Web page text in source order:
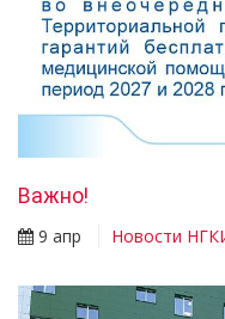
Важно!
9 апр Новости